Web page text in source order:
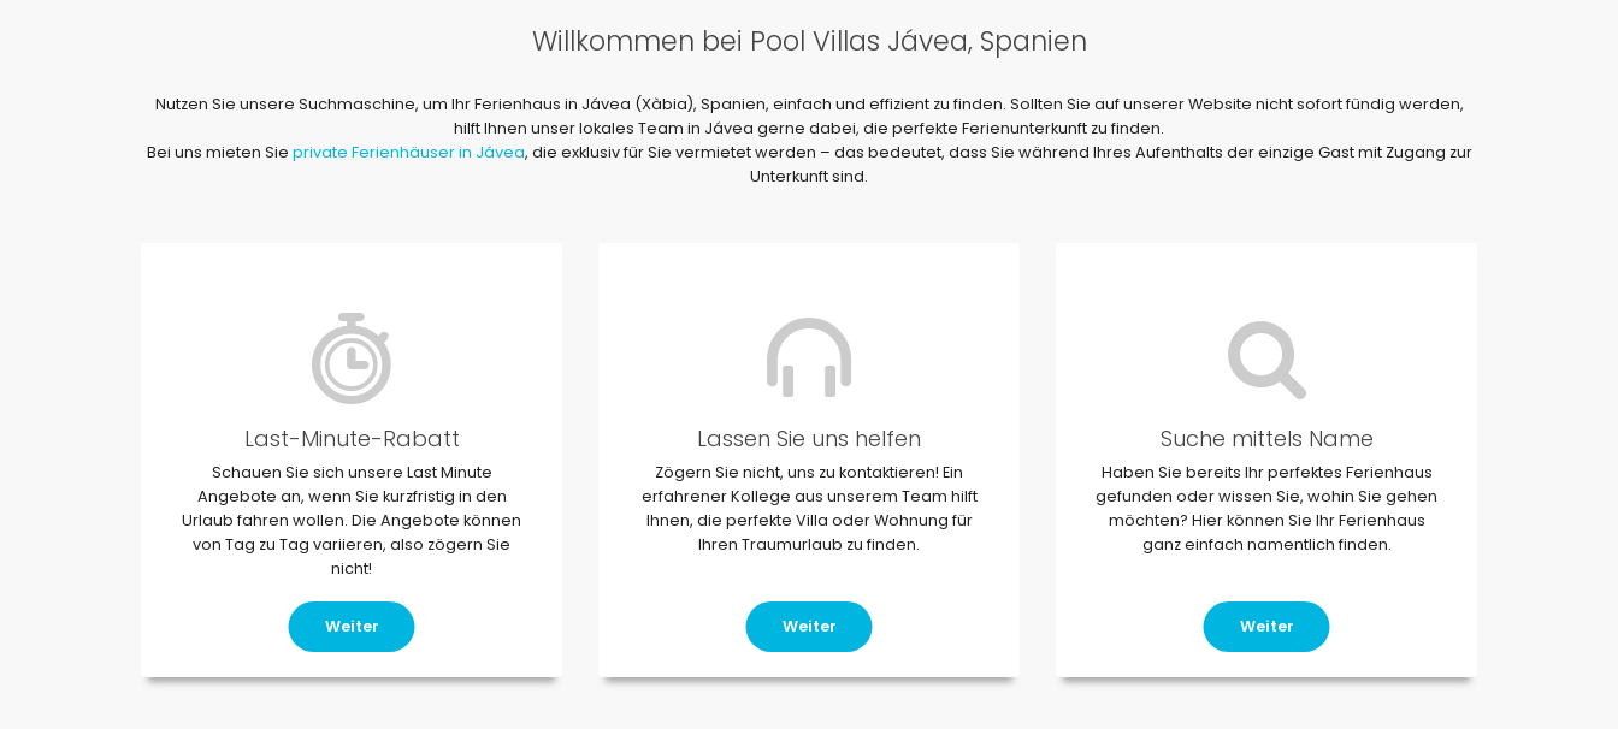
Willkommen bei Pool Villas Jávea, Spanien
Nutzen Sie unsere Suchmaschine, um Ihr Ferienhaus in Jávea (Xàbia), Spanien, einfach und effizient zu finden. Sollten Sie auf unserer Website nicht sofort fündig werden,
hilft Ihnen unser lokales Team in Jávea gerne dabei, die perfekte Ferienunterkunft zu finden.
Bei uns mieten Sie private Ferienhäuser in Jávea, die exklusiv für Sie vermietet werden – das bedeutet, dass Sie während Ihres Aufenthalts der einzige Gast mit Zugang zur
Unterkunft sind.
Last-Minute-Rabatt
Schauen Sie sich unsere Last Minute
Angebote an, wenn Sie kurzfristig in den
Urlaub fahren wollen. Die Angebote können
von Tag zu Tag variieren, also zögern Sie
nicht!
Weiter
Lassen Sie uns helfen
Zögern Sie nicht, uns zu kontaktieren! Ein
erfahrener Kollege aus unserem Team hilft
Ihnen, die perfekte Villa oder Wohnung für
Ihren Traumurlaub zu finden.
Weiter
Suche mittels Name
Haben Sie bereits Ihr perfektes Ferienhaus
gefunden oder wissen Sie, wohin Sie gehen
möchten? Hier können Sie Ihr Ferienhaus
ganz einfach namentlich finden.
Weiter